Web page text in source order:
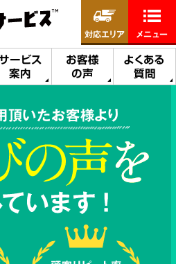
ービス
案内
お客様
の声
よくある
質問
対応エリア メニュー
頂いたお客様より